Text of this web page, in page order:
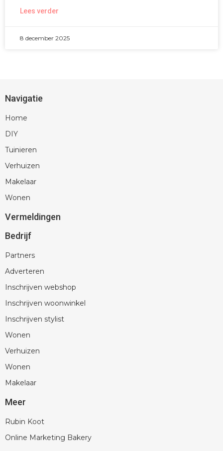
Lees verder
8 december 2025
Navigatie
Home
DIY
Tuinieren
Verhuizen
Makelaar
Wonen
Vermeldingen
Bedrijf
Partners
Adverteren
Inschrijven webshop
Inschrijven woonwinkel
Inschrijven stylist
Wonen
Verhuizen
Wonen
Makelaar
Meer
Rubin Koot
Online Marketing Bakery